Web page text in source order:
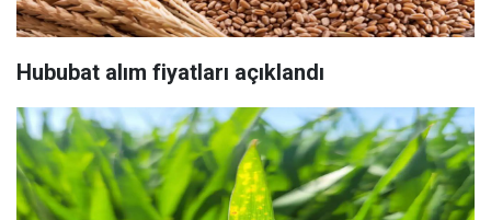
Hububat alım fiyatları açıklandı